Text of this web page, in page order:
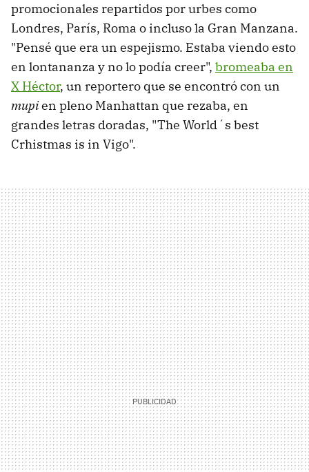
promocionales repartidos por urbes como
Londres, París, Roma o incluso la Gran Manzana.
"Pensé que era un espejismo. Estaba viendo esto
en lontananza y no lo podía creer", bromeaba en
X Héctor, un reportero que se encontró con un
mupien pleno Manhattan que rezaba, en
grandes letras doradas, "The World´s best
Crhistmas is in Vigo".